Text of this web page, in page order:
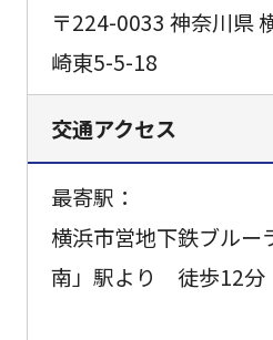
〒224-0033 神奈川県
崎東5-5-18
交通アクセス
最寄駅：
横浜市営地下鉄ブルー
南」駅より 徒歩12分